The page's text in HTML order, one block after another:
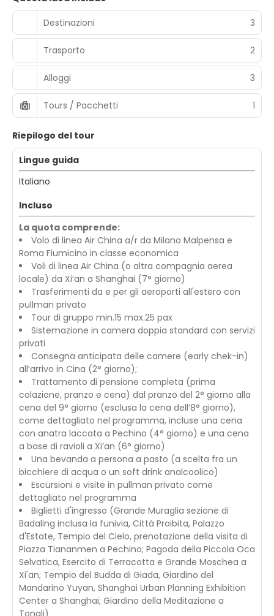
Destinazioni
3
Trasporto 2
Alloggi 3
Tours / Pacchetti 1
Riepilogo del tour
Lingue guida
Italiano
Incluso
La quota comprende:
Volo di linea Air China a/r da Milano Malpensa e
Roma Fiumicino in classe economica
Voli di linea Air China (o altra compagnia aerea
locale) da Xi’an a Shanghai (7° giorno)
Trasferimenti da e per gli aeroporti all'estero con
pullman privato
Tour di gruppo min.15 max.25 pax
Sistemazione in camera doppia standard con servizi
privati
Consegna anticipata delle camere (early chek-in)
all’arrivo in Cina (2° giorno);
Trattamento di pensione completa (prima
colazione, pranzo e cena) dal pranzo del 2° giorno alla
cena del 9° giorno (esclusa la cena dell’8° giorno),
come dettagliato nel programma, incluse una cena
con anatra laccata a Pechino (4° giorno) e una cena
a base di ravioli a Xi’an (6° giorno)
Una bevanda a persona a pasto (a scelta fra un
bicchiere di acqua o un soft drink analcoolico)
Escursioni e visite in pullman privato come
dettagliato nel programma
Biglietti d'ingresso (Grande Muraglia sezione di
Badaling inclusa la funivia, Città Proibita, Palazzo
d'Estate, Tempio del Cielo, prenotazione della visita di
Piazza Tiananmen a Pechino; Pagoda della Piccola Oca
Selvatica, Esercito di Terracotta e Grande Moschea a
Xi'an; Tempio del Budda di Giada, Giardino del
Mandarino Yuyan, Shanghai Urban Planning Exhibition
Center a Shanghai; Giardino della Meditazione a
Tongli)